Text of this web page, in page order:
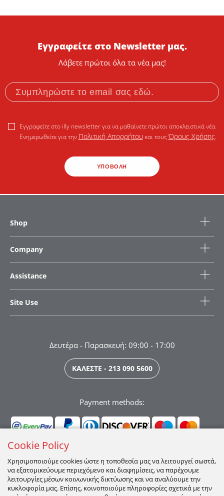
Εγγραφείτε στο Newsletter μας.
Λάβετε πρώτοι όλα τα νέα μας!
ΥΠΟΒΟΛΗ
Εγγραφείτε στο illy newsletter για να μαθαίνετε πρώτοι αποκλειστικά νέα.
Ενημερωθείτε για την Πολιτική Απορρήτουκαι τουςΌρους Χρήσης.
Shop
Company
Assistance
Site Use
Δευτέρα - Παρασκευή: 09:00 - 17:00
ΚΑΛΕΣΤΕ - 213 090 5600
Payment methods:
Ακολουθήστε μας:
Cookie Policy
Χρησιμοποιούμε cookies ώστε η τοποθεσία μας να λειτουργεί σωστά,
να εξατομικεύουμε περιεχόμενο και διαφημίσεις, να παρέχουμε
λειτουργίες μέσων κοινωνικής δικτύωσης και να αναλύουμε την
κυκλοφορία μας. Επίσης, κοινοποιούμε πληροφορίες σχετικά με την